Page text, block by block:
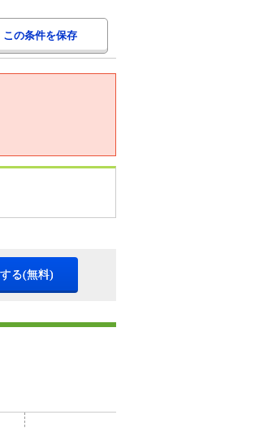
この条件を保存
る(無料)